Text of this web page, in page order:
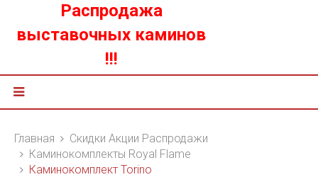
Распродажа
выставочных каминов
!!!
Главная
Скидки Акции Распродажи
Каминокомплекты Royal Flame
Каминокомплект Torino